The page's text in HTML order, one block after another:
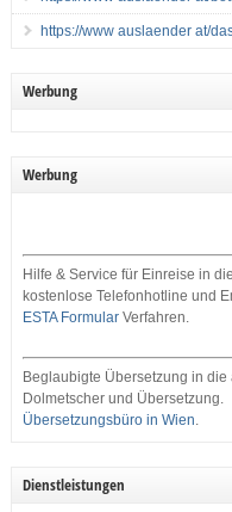
https://www auslaender at/
Werbung
Werbung
Hilfe & Service für Einreise in
kostenlose Telefonhotline und
ESTA FormularVerfahren.
Beglaubigte Übersetzung in
Dolmetscher und Übersetzung.
Übersetzungsbüro in Wien.
Dienstleistungen